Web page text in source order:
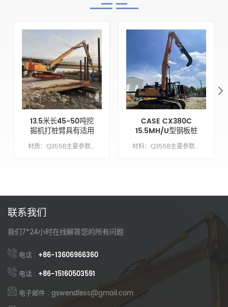
13.5米长45-50吨挖
掘机打桩臂具有适用
于Cat350的打桩深
度 材质：Q355B主要参数模型CAT350动臂长度9.6M臂长4.2米锤头臂XM手臂油缸类型外贸类型（国外）配重X吨
CASE CX380C
15.5MH/U型钢板桩
围堰驱动臂 材料：Q355B主要参数模型CX380C繁荣长度10.5 米臂长5米臂缸类型外贸类型（外国）配重7吨
联系我们
我们7*24小时在线解答您的所有问题
电话 : +86-13606966360
电话 : +86-15160503591
电子邮件 : gswendless@gmail.com